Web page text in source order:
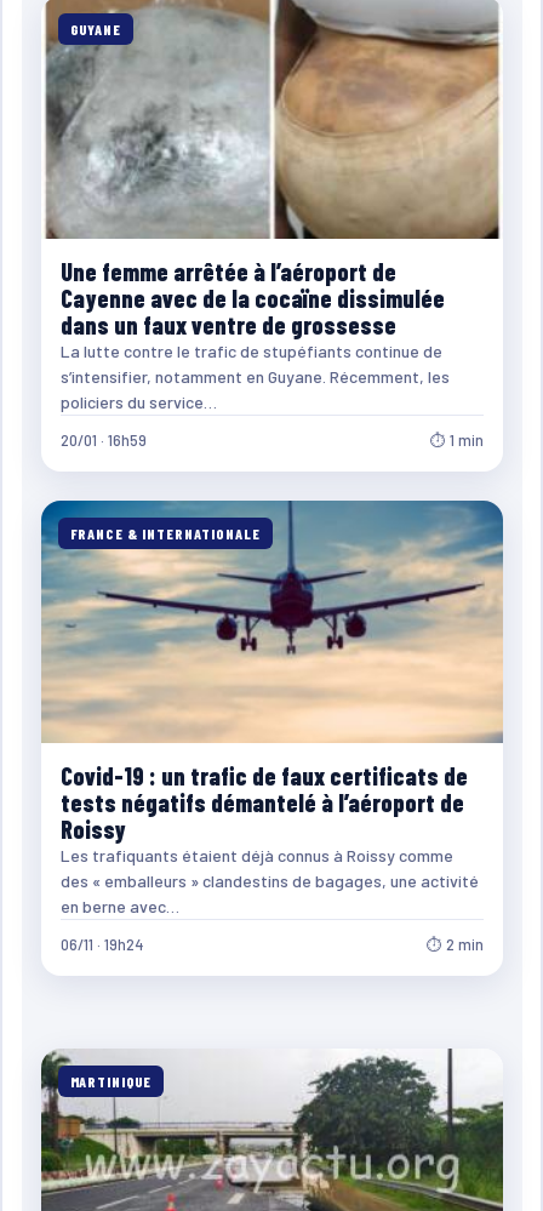
GUYANE
Une femme arrêtée à l’aéroport de
Cayenne avec de la cocaïne dissimulée
dans un faux ventre de grossesse
La lutte contre le trafic de stupéfiants continue de
s’intensifier, notamment en Guyane. Récemment, les
policiers du service…
20/01 · 16h59 ⏱ 1 min
FRANCE & INTERNATIONALE
Covid-19 : un trafic de faux certificats de
tests négatifs démantelé à l’aéroport de
Roissy
Les trafiquants étaient déjà connus à Roissy comme
des « emballeurs » clandestins de bagages, une activité
en berne avec…
06/11 · 19h24 ⏱ 2 min
MARTINIQUE